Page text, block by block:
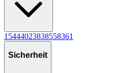
15444023838558361
Sicherheit